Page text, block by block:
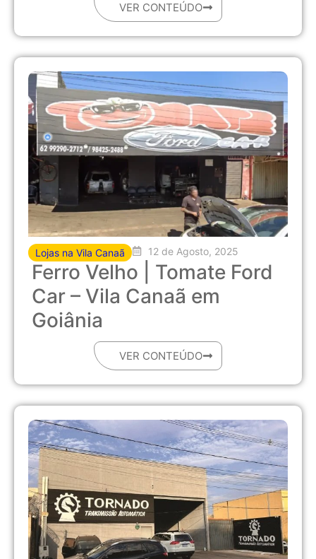
VER CONTEÚDO
Lojas na Vila Canaã 12 de Agosto, 2025
Ferro Velho | Tomate Ford
Car – Vila Canaã em
Goiânia
VER CONTEÚDO